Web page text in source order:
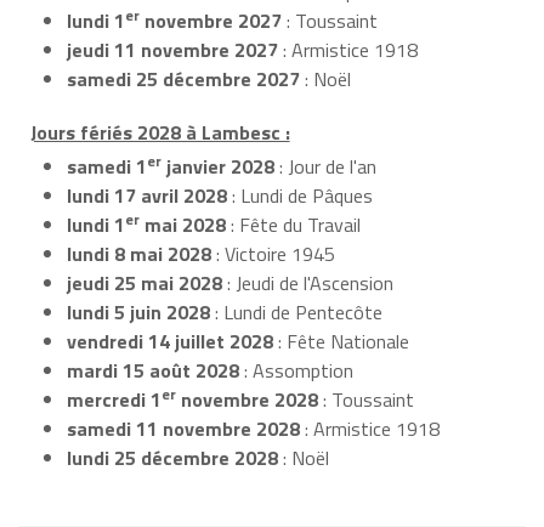
lundi 1er novembre 2027: Toussaint
jeudi 11 novembre 2027: Armistice 1918
samedi 25 décembre 2027: Noël
Jours fériés 2028 à Lambesc :
samedi 1er janvier 2028: Jour de l'an
lundi 17 avril 2028: Lundi de Pâques
lundi 1er mai 2028: Fête du Travail
lundi 8 mai 2028: Victoire 1945
jeudi 25 mai 2028: Jeudi de l'Ascension
lundi 5 juin 2028: Lundi de Pentecôte
vendredi 14 juillet 2028: Fête Nationale
mardi 15 août 2028: Assomption
mercredi 1er novembre 2028: Toussaint
samedi 11 novembre 2028: Armistice 1918
lundi 25 décembre 2028: Noël